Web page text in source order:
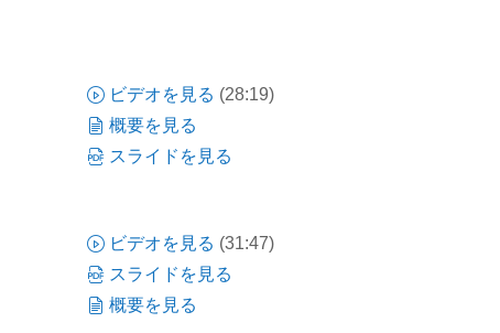
ビデオを見る (28:19)
概要を見る
スライドを見る
ビデオを見る (31:47)
スライドを見る
概要を見る